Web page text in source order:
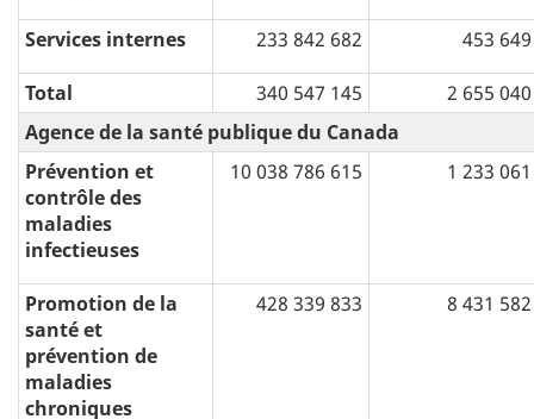
Services internes 233 842 682 453 649
Total 340 547 145
2 655 040
Agence de la santé publique du Canada
Prévention et
contrôle des
maladies
infectieuses
10 038 786 615 1 233 061
Promotion de la
santé et
prévention de
maladies
chroniques
428 339 833 8 431 582